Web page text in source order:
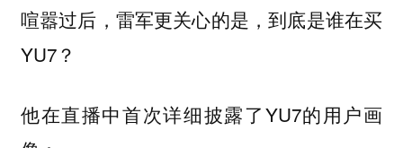
喧嚣过后，雷军更关心的是，到底是谁在买
YU7？
他在直播中首次详细披露了YU7的用户画